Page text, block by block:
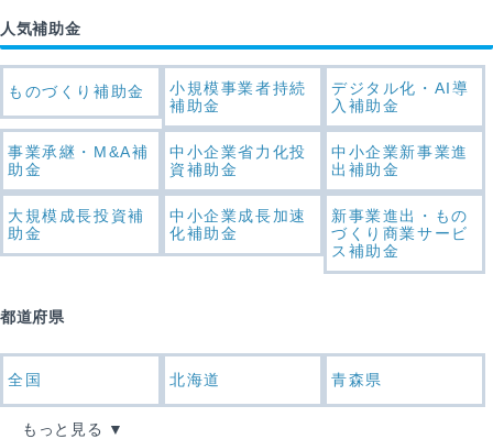
人気補助金
ものづくり補助金
小規模事業者持続
補助金
デジタル化・AI導
入補助金
事業承継・M&A補
助金
中小企業省力化投
資補助金
中小企業新事業進
出補助金
大規模成長投資補
助金
中小企業成長加速
化補助金
新事業進出・もの
づくり商業サービ
ス補助金
都道府県
全国 北海道 青森県
もっと見る